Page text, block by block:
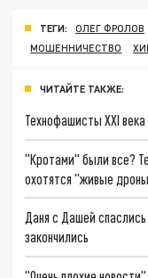
ТЕГИ: ОЛЕГ ФРОЛОВ
МОШЕННИЧЕСТВО
ЧИТАЙТЕ ТАКЖЕ:
Технофашисты XXI века
"Кротами" были все?
охотятся "живые
Даня с Дашей
закончились